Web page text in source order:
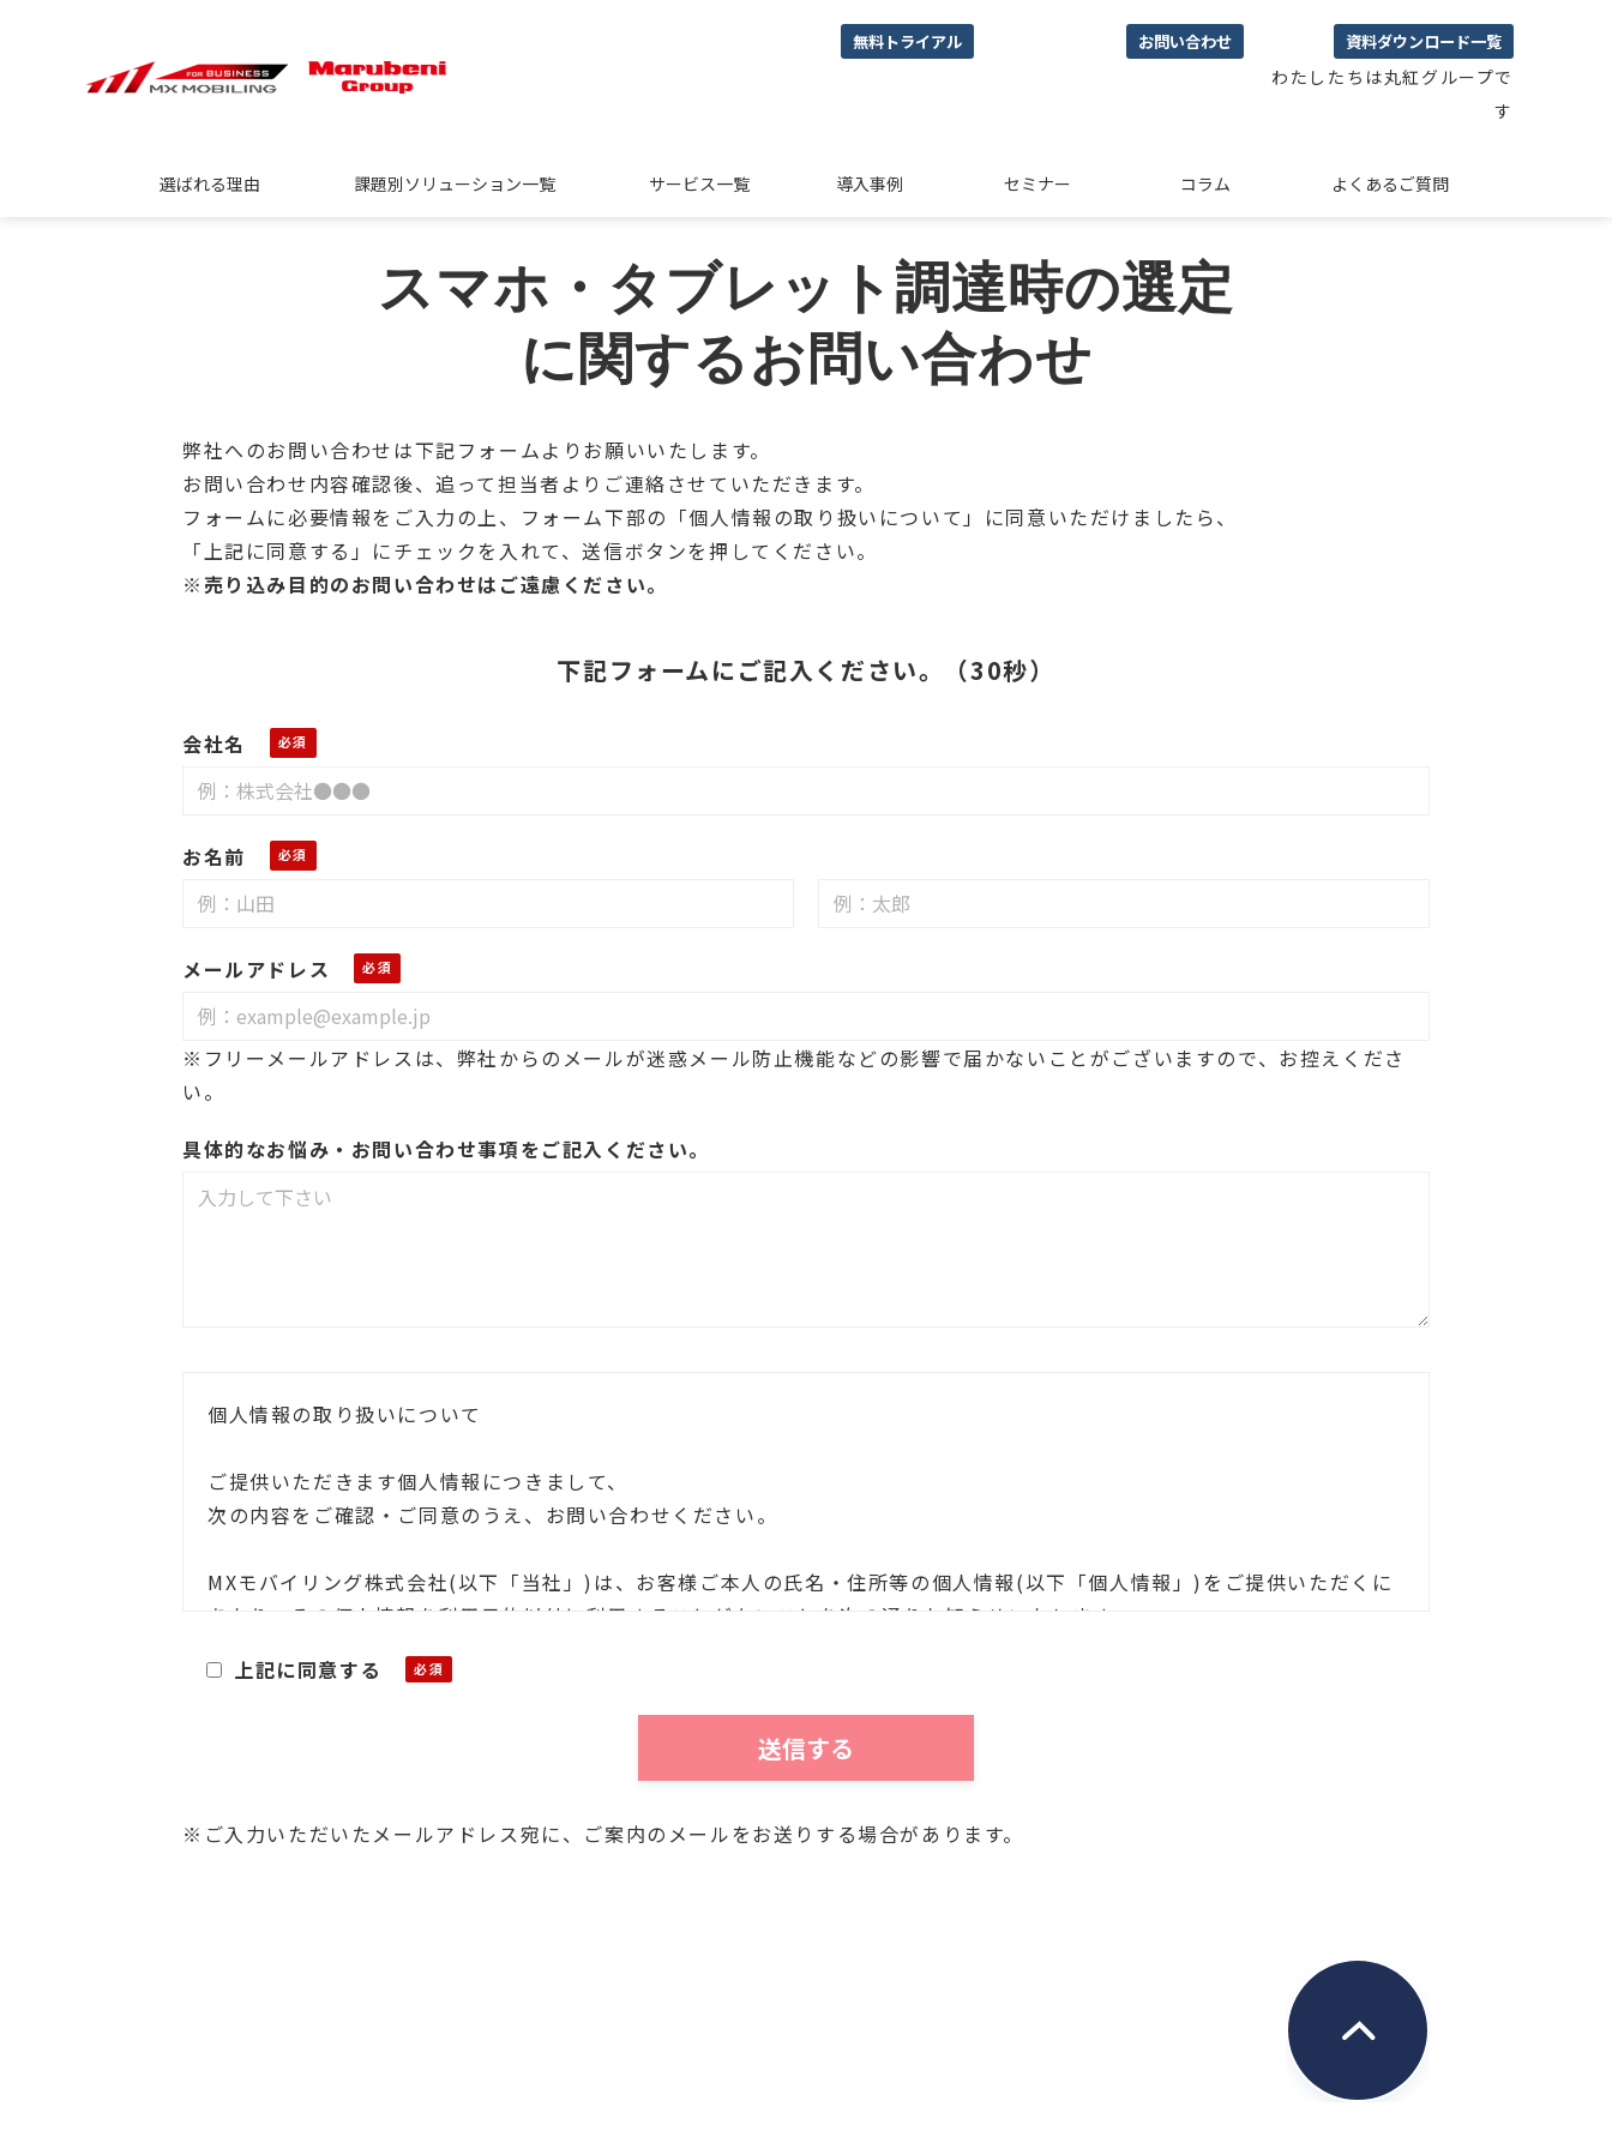
無料トライアル お問い合わせ 資料ダウンロード一覧
わたしたちは丸紅グループで
す
選ばれる理由 課題別ソリューション一覧 サービス一覧 導入事例 セミナー コラム よくあるご質問
スマホ・タブレット調達時の選定
に関するお問い合わせ
弊社へのお問い合わせは下記フォームよりお願いいたします。
お問い合わせ内容確認後、追って担当者よりご連絡させていただきます。
フォームに必要情報をご入力の上、フォーム下部の「個人情報の取り扱いについて」に同意いただけましたら、
「上記に同意する」にチェックを入れて、送信ボタンを押してください。
※売り込み目的のお問い合わせはご遠慮ください。
下記フォームにご記入ください。（30秒）
会社名
お名前
メールアドレス
※フリーメールアドレスは、弊社からのメールが迷惑メール防止機能などの影響で届かないことがございますので、お控えくださ
い。
具体的なお悩み・お問い合わせ事項をご記入ください。
個人情報の取り扱いについて
ご提供いただきます個人情報につきまして、
次の内容をご確認・ご同意のうえ、お問い合わせください。
MXモバイリング株式会社(以下「当社」)は、お客様ご本人の氏名・住所等の個人情報(以下「個人情報」)をご提供いただくに
あたり、その個人情報を利用目的以外に利用することがないことを次の通りお知らせいたします。
■利用目的
お客様よりご提供いただきました個人情報は、当社において、次の目的にのみ利用させていただきます。
・関連する新商品・サービスに関する情報のお知らせのため
当社は、原則として、お客様の個人情報をお客様の同意なしに第三者に開示・提供いたしません。開示・提供を行う場合、予
めお客様ご本人に対し、書面により利用目的等を明示し同意を得ると共に、提供先との間で必要な個人情報の取扱いに関する
上記に同意する
※ご入力いただいたメールアドレス宛に、ご案内のメールをお送りする場合があります。